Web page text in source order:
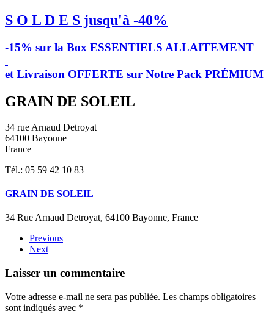
S O L D E S jusqu'à -40%
-15% sur la Box ESSENTIELS ALLAITEMENT
et Livraison OFFERTE sur Notre Pack PRÉMIUM
GRAIN DE SOLEIL
34 rue Arnaud Detroyat
64100 Bayonne
France
Tél.: 05 59 42 10 83
GRAIN DE SOLEIL
34 Rue Arnaud Detroyat, 64100 Bayonne, France
Previous
Next
Laisser un commentaire
Votre adresse e-mail ne sera pas publiée. Les champs obligatoires
sont indiqués avec *